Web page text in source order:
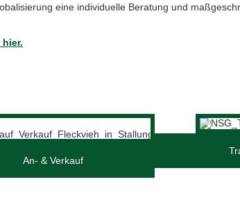
eine individuelle Beratung und
An- & Verkauf